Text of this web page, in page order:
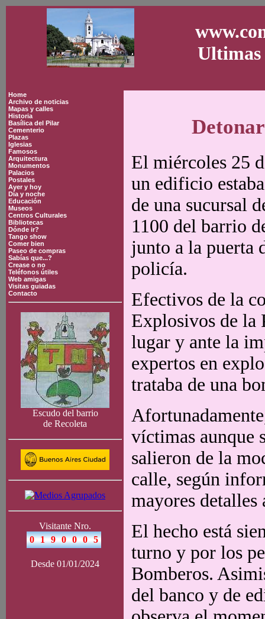
Ultimas
Home
Archivo de noticias
Mapas y calles
Historia
Basílica del Pilar
Cementerio
Plazas
Iglesias
Famosos
Arquitectura
Monumentos
Palacios
Postales
Ayer y hoy
Día y noche
Educación
Museos
Centros Culturales
Bibliotecas
Dónde ir?
Tango show
Comer bien
Paseo de compras
Sabías que...?
Crease o no
Teléfonos útiles
Web amigas
Visitas guiadas
Contacto
Escudo del barrio
de Recoleta
Visitante Nro.
Desde 01/01/2024
El miércoles 25
un edificio
de una sucursal
1100 del barrio
junto a la puerta
policía.
Efectivos de la
Explosivos de la
lugar y ante la
expertos en
trataba de una
víctimas aunque
salieron de la
calle, según
mayores detalles
El hecho está
turno y por los
Bomberos.
del banco y de